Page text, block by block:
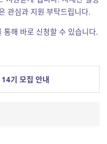
관심과 지원 부탁드립니다.
해 바로 신청할 수 있습니다.
기 모집 안내